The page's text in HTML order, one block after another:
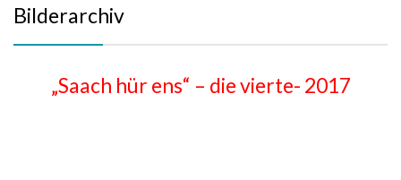
Bilderarchiv
„Saach hür ens“ – die vierte- 2017